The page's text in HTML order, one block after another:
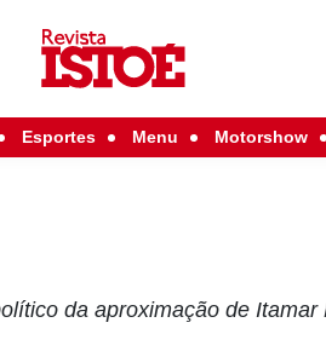
Esportes Menu Motorshow
da aproximação de